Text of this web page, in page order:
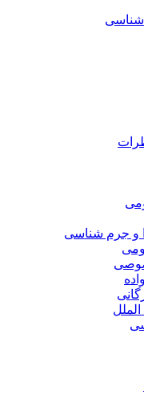
شناسی
و جرم شناسی